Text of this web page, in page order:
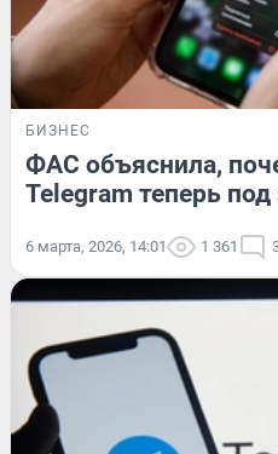
БИЗНЕС
ФАС объяснила,
Telegram теперь
6 марта, 2026, 14:01 1 361